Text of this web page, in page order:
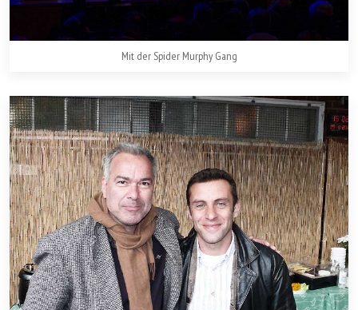
Mit der Spider Murphy Gang